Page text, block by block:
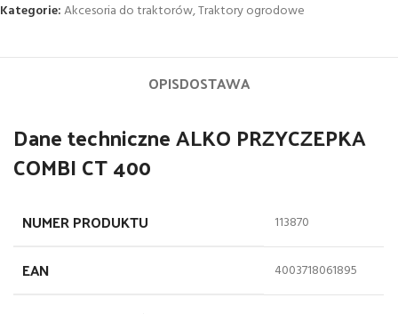
Kategorie:Akcesoria do traktorów,Traktory ogrodowe
OPISDOSTAWA
Dane techniczne ALKO PRZYCZEPKA
COMBI CT 400
NUMER PRODUKTU 113870
EAN 4003718061895